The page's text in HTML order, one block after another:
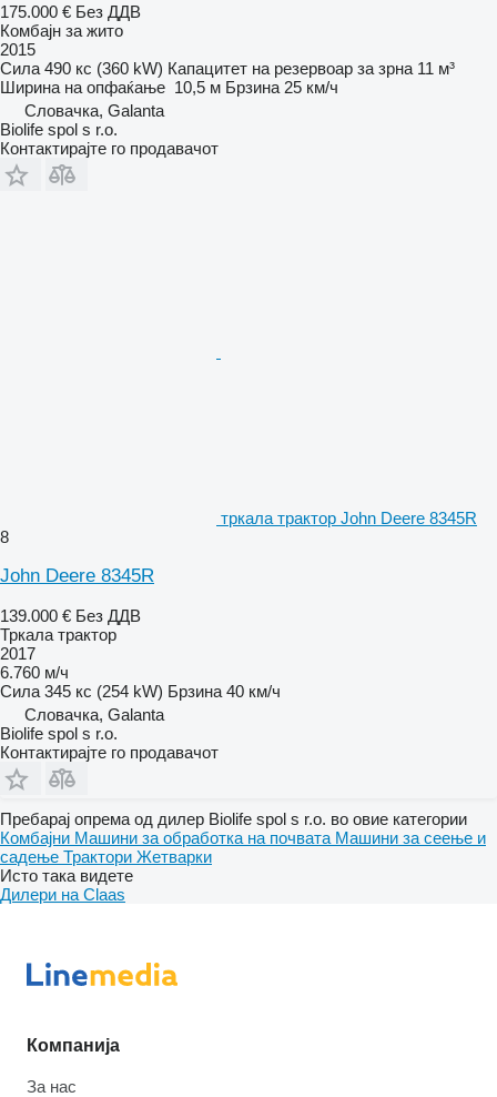
175.000 € Без ДДВ
Комбајн за жито
2015
Сила 490 кс (360 kW) Капацитет на резервоар за зрна 11 м³
Ширина на опфаќање 10,5 м Брзина 25 км/ч
Словачка, Galanta
Biolife spol s r.o.
Контактирајте го продавачот
тркала трактор John Deere 8345R
8
John Deere 8345R
139.000 € Без ДДВ
Тркала трактор
2017
6.760 м/ч
Сила 345 кс (254 kW) Брзина 40 км/ч
Словачка, Galanta
Biolife spol s r.o.
Контактирајте го продавачот
Пребарај опрема од дилер Biolife spol s r.o. во овие категории
Комбајни Машини за обработка на почвата Машини за сеење и
садење Трактори Жетварки
Исто така видете
Дилери на Claas
Компанија
За нас